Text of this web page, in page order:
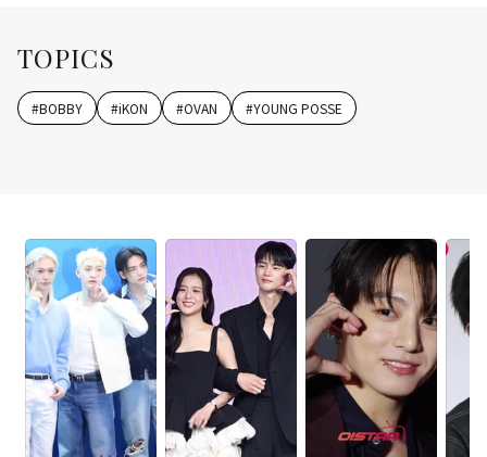
TOPICS
#BOBBY #iKON #OVAN #YOUNG POSSE